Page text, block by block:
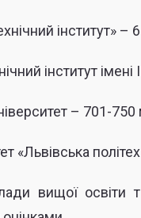
інститут» –
інститут
– 701-750
«Львівська
вищої освіти